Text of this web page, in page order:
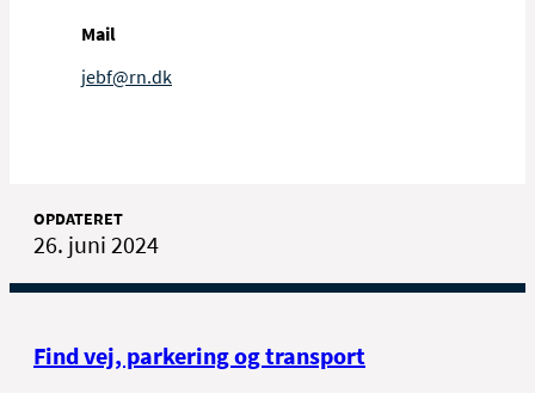
Mail
jebf@rn.dk
OPDATERET
26. juni 2024
Find vej, parkering og transport